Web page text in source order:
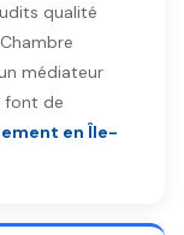
qualité
médiateur
font de
en Île-